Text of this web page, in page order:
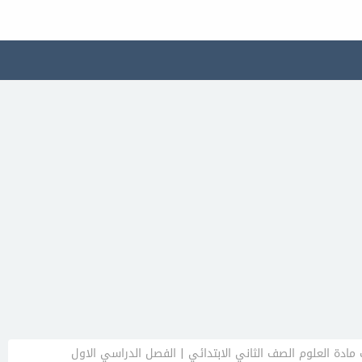
مادة العلوم الصف الثاني الابتدائي | الفصل الدراسي الاول